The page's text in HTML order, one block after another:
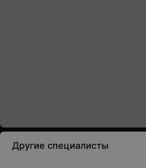
Другие специалисты